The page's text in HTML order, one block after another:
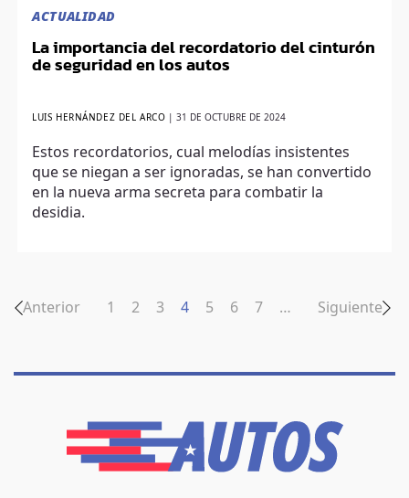
ACTUALIDAD
La importancia del recordatorio del cinturón
de seguridad en los autos
LUIS HERNÁNDEZ DEL ARCO |31 DE OCTUBRE DE 2024
Estos recordatorios, cual melodías insistentes
que se niegan a ser ignoradas, se han convertido
en la nueva arma secreta para combatir la
desidia.
Anterior 1 2 3 4 5 6 7 … Siguiente